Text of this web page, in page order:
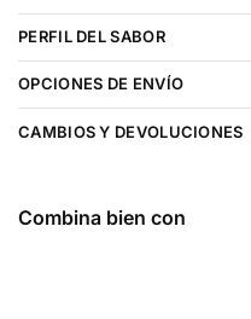
PERFIL DEL SABOR
OPCIONES DE ENVÍO
CAMBIOS Y DEVOLUCIONES
Combina bien con